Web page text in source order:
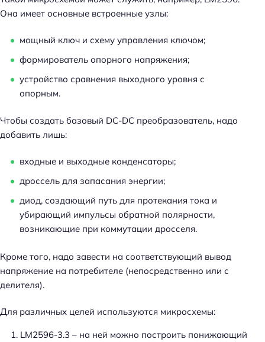
Она имеет основные встроенные узлы:
мощный ключ и схему управления ключом;
формирователь опорного напряжения;
устройство сравнения выходного уровня с
опорным.
Чтобы создать базовый DC-DC преобразователь, надо
добавить лишь:
входные и выходные конденсаторы;
дроссель для запасания энергии;
диод, создающий путь для протекания тока и
убирающий импульсы обратной полярности,
возникающие при коммутации дросселя.
Кроме того, надо завести на соответствующий вывод
напряжение на потребителе (непосредственно или с
делителя).
Для различных целей используются микросхемы:
LM2596-3.3 – на ней можно построить понижающий